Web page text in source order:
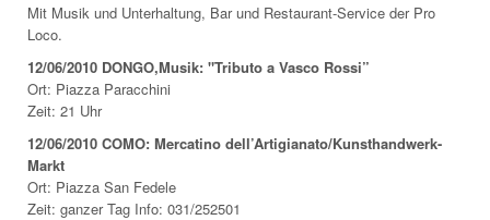
Mit Musik und Unterhaltung, Bar und Restaurant-Service der Pro
Loco.
12/06/2010 DONGO,Musik: "Tributo a Vasco Rossi”
Ort: Piazza Paracchini
Zeit: 21 Uhr
12/06/2010 COMO: Mercatino dell’Artigianato/Kunsthandwerk-
Markt
Ort: Piazza San Fedele
Zeit: ganzer Tag Info: 031/252501